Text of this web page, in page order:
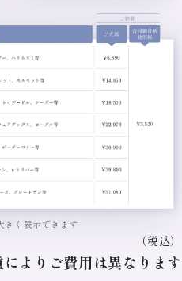
きく表示できます
（税込）
よりご費用は異なります